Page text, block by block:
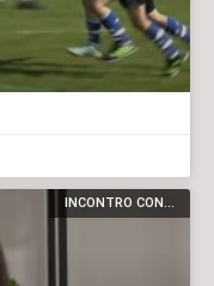
INCONTRO CON...